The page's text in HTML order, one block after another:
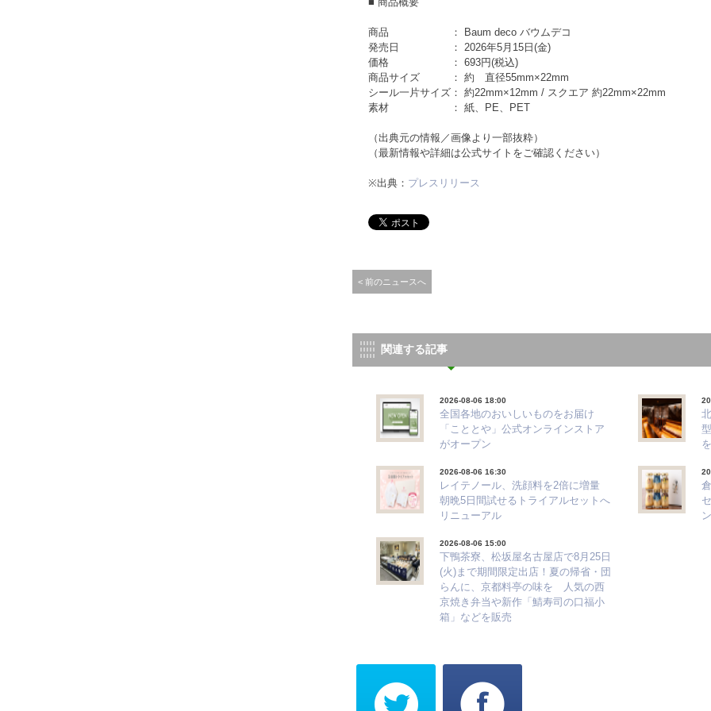
商品 ： Baum deco バウムデコ
発売日 ： 2026年5月15日(金)
価格 ： 693円(税込)
商品サイズ ： 約 直径55mm×22mm
シール一片サイズ： 約22mm×12mm / スクエア 約22mm×22mm
素材 ： 紙、PE、PET
（出典元の情報／画像より一部抜粋）
（最新情報や詳細は公式サイトをご確認ください）
※出典： プレスリリース
< 前のニュースへ
関連する記事
2026-08-06 18:00
全国各地のおいしいものをお届け
「こととや」公式オンラインストア
がオープン
2026-08-06 16:30
レイテノール、洗顔料を2倍に増量
朝晩5日間試せるトライアルセットへ
リニューアル
2026-08-06 15:00
下鴨茶寮、松坂屋名古屋店で8月25日
(火)まで期間限定出店！夏の帰省・団
らんに、京都料亭の味を 人気の西
京焼き弁当や新作「鯖寿司の口福小
箱」などを販売